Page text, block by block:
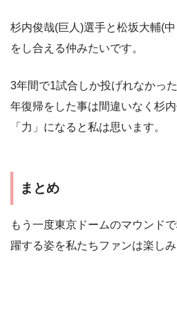
杉内俊哉(巨人)選手と松坂大輔(
をし合える仲みたいです。
3年間で1試合しか投げれなかっ
年復帰をした事は間違いなく杉
「力」になると私は思います。
まとめ
もう一度東京ドームのマウンド
躍する姿を私たちファンは楽しみ